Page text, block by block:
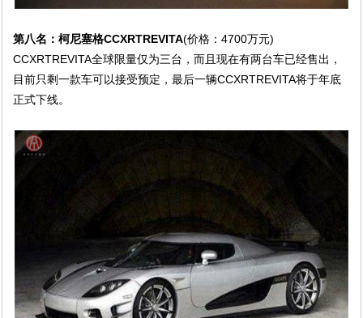
第八名：柯尼塞格CCXRTREVITA(价格：4700万元)
CCXRTREVITA全球限量仅为三台，而且现在有两台车已经售出，
目前只剩一款车可以接受预定，最后一辆CCXRTREVITA将于年底
正式下线。